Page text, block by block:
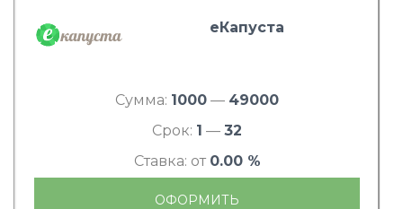
еКапуста
Сумма: 1000 — 49000
Срок: 1 — 32
Ставка: от 0.00 %
ОФОРМИТЬ